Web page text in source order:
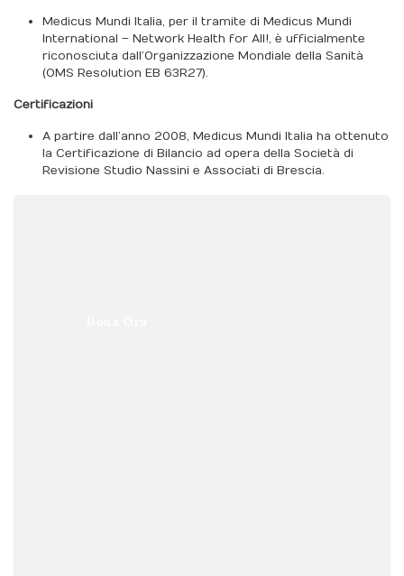
Medicus Mundi Italia, per il tramite di Medicus Mundi
International – Network Health for All!, è ufficialmente
riconosciuta dall’Organizzazione Mondiale della Sanità
(OMS Resolution EB 63R27).
Certificazioni
A partire dall’anno 2008, Medicus Mundi Italia ha ottenuto
la Certificazione di Bilancio ad opera della Società di
Revisione Studio Nassini e Associati di Brescia.